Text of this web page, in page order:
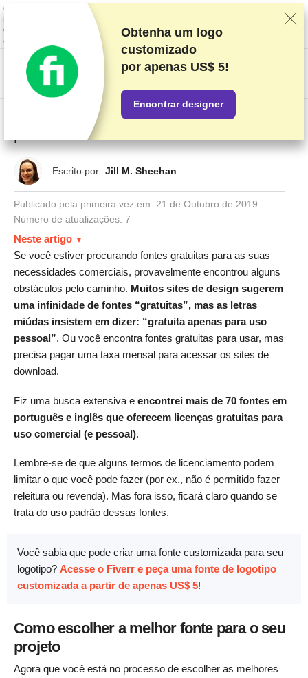
Classificamos os fornecedores com base em testes e pesquisas rigorosos,
mas também levamos em consideração seu feedback e nossos acordos
comerciais com provedores. Esta página contém links de
afiliados.
Divulgação de Publicidade
US$
70+ fontes grátis para designers – grátis
para uso comercial
Escrito por: Jill M. Sheehan
Publicado pela primeira vez em: 21 de Outubro de 2019
Número de atualizações: 7
Neste artigo
Se você estiver procurando fontes gratuitas para as suas
necessidades comerciais, provavelmente encontrou alguns
obstáculos pelo caminho. Muitos sites de design sugerem
uma infinidade de fontes “gratuitas”, mas as letras
miúdas insistem em dizer: “gratuita apenas para uso
pessoal”. Ou você encontra fontes gratuitas para usar, mas
precisa pagar uma taxa mensal para acessar os sites de
download.
Fiz uma busca extensiva e encontrei mais de 70 fontes em
português e inglês que oferecem licenças gratuitas para
uso comercial (e pessoal).
Lembre-se de que alguns termos de licenciamento podem
limitar o que você pode fazer (por ex., não é permitido fazer
releitura ou revenda). Mas fora isso, ficará claro quando se
trata do uso padrão dessas fontes.
Você sabia que pode criar uma fonte customizada para seu
logotipo? Acesse o Fiverr e peça uma fonte de logotipo
customizada a partir de apenas US$ 5!
Como escolher a melhor fonte para o seu
projeto
Agora que você está no processo de escolher as melhores
Obtenha um logo
customizado
por apenas US$ 5!
Encontrar designer